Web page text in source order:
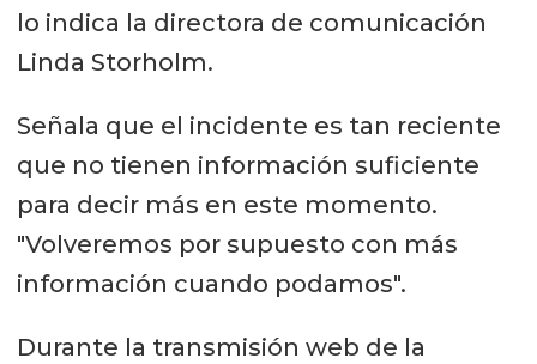
lo indica la directora de comunicación
Linda Storholm.
Señala que el incidente es tan reciente
que no tienen información suficiente
para decir más en este momento.
"Volveremos por supuesto con más
información cuando podamos".
Durante la transmisión web de la